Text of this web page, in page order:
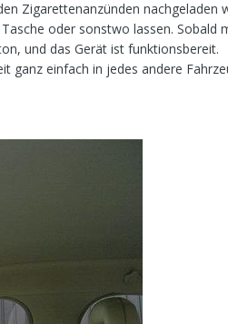
Zigarettenanzünden nachgeladen
oder sonstwo lassen. Sobald
und das Gerät ist funktionsbereit.
ganz einfach in jedes andere